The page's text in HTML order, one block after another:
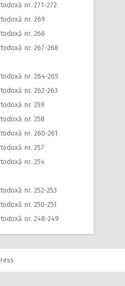
nr. 271-272
nr. 269
nr. 266
nr. 267-268
nr. 264-265
nr. 262-263
nr. 259
nr. 258
nr. 260-261
nr. 257
nr. 254
nr. 252-253
nr. 250-251
nr. 248-249